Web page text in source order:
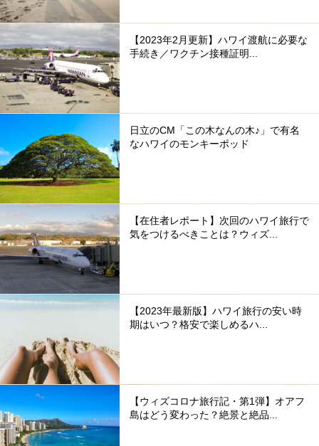
【2023年2月更新】ハワイ渡航に必要な
手続き／ワクチン接種証明...
日立のCM「この木なんの木♪」で有名
なハワイのモンキーポッド
【在住者レポート】次回のハワイ旅行で
気をつけるべきことは？ウィズ...
【2023年最新版】ハワイ旅行の安い時
期はいつ？格安で楽しめるハ...
【ウィズコロナ旅行記・第1弾】オアフ
島はどう変わった？絶景と絶品...